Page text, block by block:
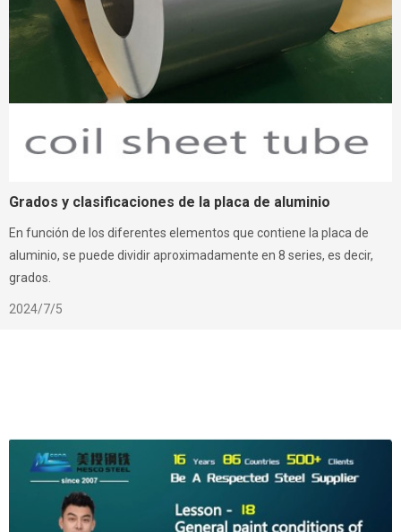
Grados y clasificaciones de la placa de aluminio
En función de los diferentes elementos que contiene la placa de
aluminio, se puede dividir aproximadamente en 8 series, es decir,
grados.
2024/7/5